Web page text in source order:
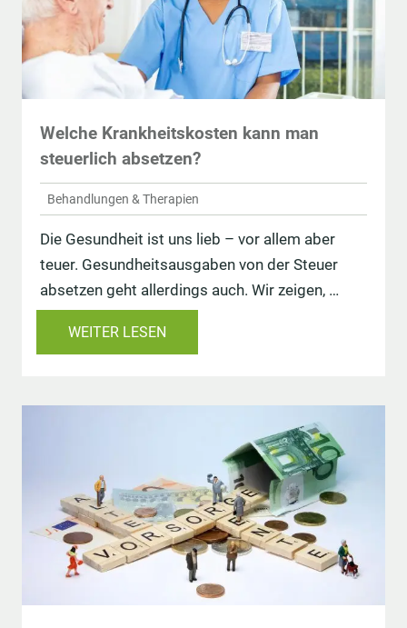
Welche Krankheitskosten kann man
steuerlich absetzen?
Behandlungen & Therapien
Die Gesundheit ist uns lieb – vor allem aber
teuer. Gesundheitsausgaben von der Steuer
absetzen geht allerdings auch. Wir zeigen, …
WEITER LESEN